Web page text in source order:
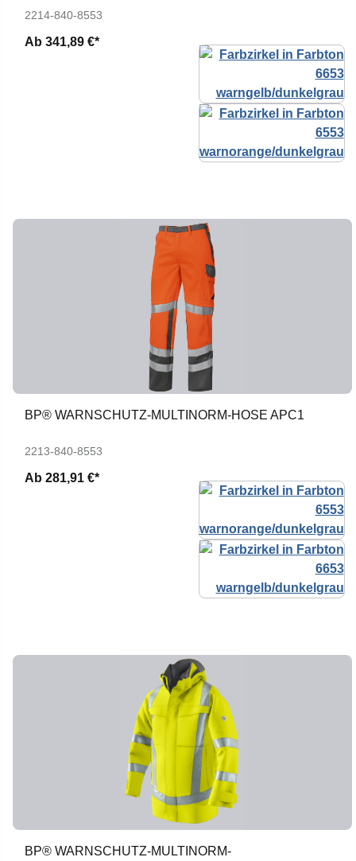
2214-840-8553
Ab 341,89 €*
BP® WARNSCHUTZ-MULTINORM-HOSE APC1
2213-840-8553
Ab 281,91 €*
BP® WARNSCHUTZ-MULTINORM-